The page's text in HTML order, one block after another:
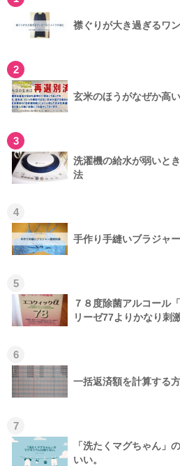
襟ぐりが大き過ぎるワ
2
玄米のほうがなぜか高
3
洗濯機の給水が弱いと
法
4
手作り手縫いブラジャ
5
７８度除菌アルコール
リーゼ77よりかなり刺
6
一括返済額を計算する
7
「洗たくマグちゃん」
いい。